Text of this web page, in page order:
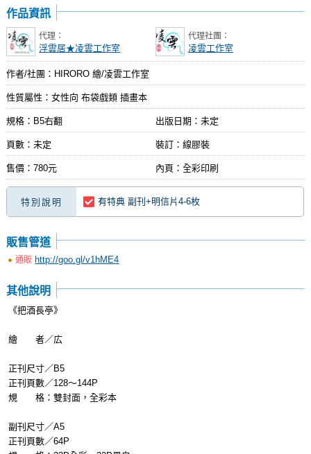
作品資訊
代理：
浮雲居★凌雲工作室
代理社團：
凌雲工作室
作者/社團：HIRORO 繪/凌雲工作室
性質屬性：女性向 布袋戲類 插畫本
規格：B5右翻 出版日期： 未定
頁數：未定 裝訂：線膠裝
售價：780元 內頁：全彩印刷
特別說明 有特典 副刊+明信片4-6枚
販售管道
通販 http://goo.gl/v1hME4
其他說明
《把酒長亭》
繪 者／広
正刊尺寸／B5
正刊頁數／128～144P
規 格：雙封面，全彩本
副刊尺寸／A5
正刊頁數／64P